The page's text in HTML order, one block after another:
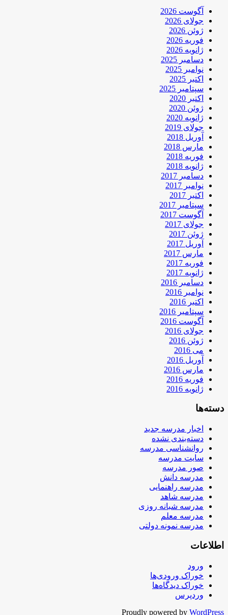
آگوست 2026
جولای 2026
ژوئن 2026
فوریه 2026
ژانویه 2026
دسامبر 2025
نوامبر 2025
اکتبر 2025
سپتامبر 2025
اکتبر 2020
ژوئن 2020
ژانویه 2020
جولای 2019
آوریل 2018
مارس 2018
فوریه 2018
ژانویه 2018
دسامبر 2017
نوامبر 2017
اکتبر 2017
سپتامبر 2017
آگوست 2017
جولای 2017
ژوئن 2017
آوریل 2017
مارس 2017
فوریه 2017
ژانویه 2017
دسامبر 2016
نوامبر 2016
اکتبر 2016
سپتامبر 2016
آگوست 2016
جولای 2016
ژوئن 2016
می 2016
آوریل 2016
مارس 2016
فوریه 2016
ژانویه 2016
دسته‌ها
اخبار مدرسه جدید
دسته‌بندی نشده
روانشناسی مدرسه
سایت مدرسه
صور مدرسه
مدرسه دانش
مدرسه راهنمایی
مدرسه شاهد
مدرسه شبانه روزی
مدرسه معلم
مدرسه نمونه دولتی
اطلاعات
ورود
خوراک ورودی‌ها
خوراک دیدگاه‌ها
وردپرس
Proudly powered by WordPress